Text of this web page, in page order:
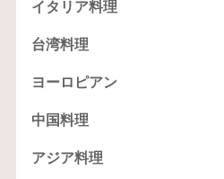
イタリア料理
台湾料理
ヨーロピアン
中国料理
アジア料理